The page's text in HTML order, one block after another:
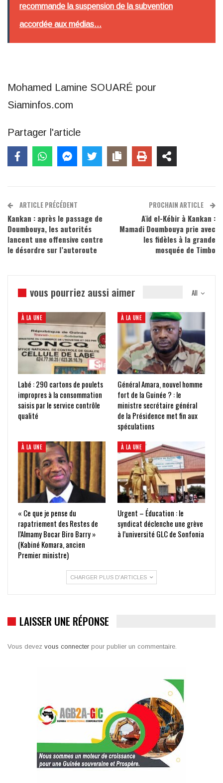
recommande la suspension de la subvention
accordée aux médias...
Mohamed Lamine SOUARÉ pour
Siaminfos.com
Partager l'article
ARTICLE PRÉCÉDENT
Kankan : après le passage de
Doumbouya, les autorités
lancent une offensive contre
le désordre sur l’autoroute
PROCHAIN ARTICLE
Aïd el-Kébir à Kankan :
Mamadi Doumbouya prie avec
les fidèles à la grande
mosquée de Timbo
All
vous pourriez aussi aimer
À LA UNE
Labé : 290 cartons de poulets
impropres à la consommation
saisis par le service contrôle
qualité
À LA UNE
Général Amara, nouvel homme
fort de la Guinée ? : le
ministre secrétaire général
de la Présidence met fin aux
spéculations
À LA UNE
« Ce que je pense du
rapatriement des Restes de
l’Almamy Bocar Biro Barry »
(Kabiné Komara, ancien
Premier ministre)
À LA UNE
Urgent – Éducation : le
syndicat déclenche une grève
à l’université GLC de Sonfonia
CHARGER PLUS D'ARTICLES
LAISSER UNE RÉPONSE
Vous devez vous connecter pour publier un commentaire.